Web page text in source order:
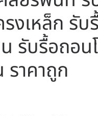
รงเหล็ก รั
น รับรื้อถ
าคาถูก